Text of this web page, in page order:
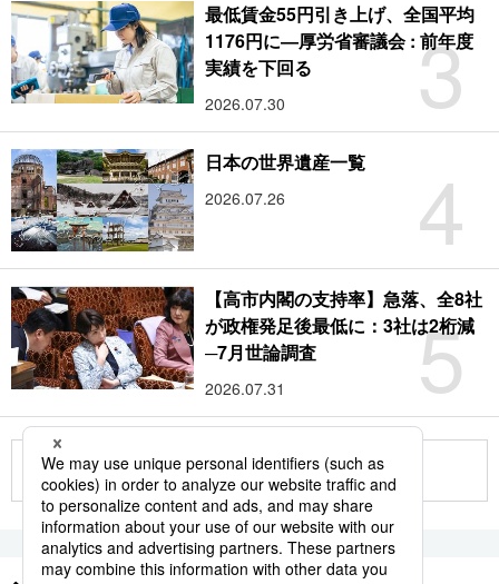
3
最低賃金55円引き上げ、全国平均
1176円に―厚労省審議会 : 前年度
実績を下回る
2026.07.30
4
日本の世界遺産一覧
2026.07.26
5
【高市内閣の支持率】急落、全8社
が政権発足後最低に：3社は2桁減
─7月世論調査
2026.07.31
もっと見る